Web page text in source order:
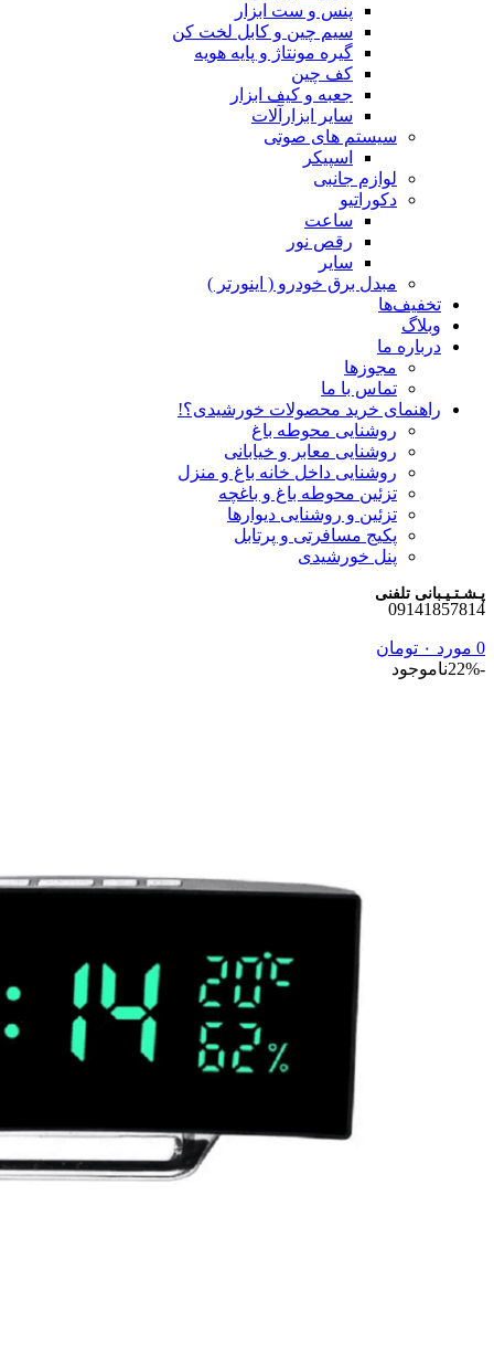
پنس و ست ابزار
سیم چین و کابل لخت کن
گیره مونتاژ و پایه هویه
کف چین
جعبه و کیف ابزار
سایر ابزارآلات
سیستم های صوتی
اسپیکر
لوازم جانبی
دکوراتیو
ساعت
رقص نور
سایر
مبدل برق خودرو ( اینورتر )
تخفیف‌ها
وبلاگ
درباره ما
مجوزها
تماس با ما
راهنمای خرید محصولات خورشیدی؟!
روشنایی محوطه باغ
روشنایی معابر و خیابانی
روشنایی داخل خانه باغ و منزل
تزئین محوطه باغ و باغچه
تزئین و روشنایی دیوارها
پکیج مسافرتی و پرتابل
پنل خورشیدی
پـشـتـیـبانی تلفنی
09141857814
0 مورد ۰ تومان
-22%
ناموجود